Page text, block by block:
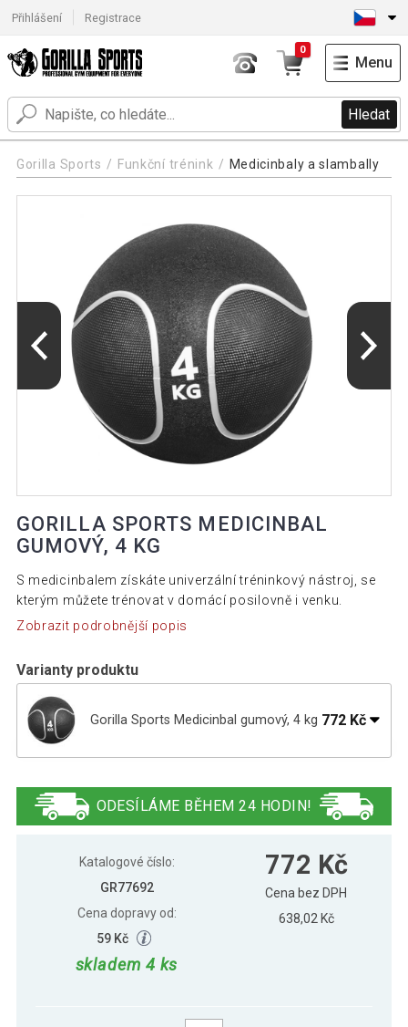
Přihlášení Registrace
Hledat
0
Menu
Gorilla Sports Funkční trénink Medicinbaly a slambally
GORILLA SPORTS MEDICINBAL
GUMOVÝ, 4 KG
S medicinbalem získáte univerzální tréninkový nástroj, se
kterým můžete trénovat v domácí posilovně i venku.
Zobrazit podrobnější popis
Varianty produktu
Gorilla Sports Medicinbal gumový, 4 kg 772 Kč
Gorilla Sports Medicinbal gumový, 6 kg 1 069 Kč
Gorilla Sports Medicinbal gumový, 8 kg 1 263 Kč
ODESÍLÁME BĚHEM 24 HODIN!
Katalogové číslo:
GR77692
Cena dopravy od:
59 Kč
skladem 4 ks
772 Kč
Cena bez DPH
638,02 Kč